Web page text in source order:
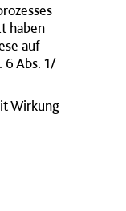
haben
auf
6 Abs. 1/
Wirkung